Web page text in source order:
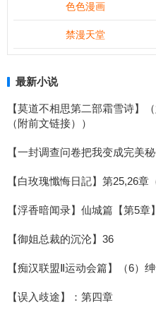
色色漫画
禁漫天堂
最新小说
【莫道不相思第二部霜雪诗】
（附前文链接））
【一封调查问卷把我变成完美
【白玫瑰懺悔日記】第25,26章
【浮香暗闻录】仙城篇【第5章】
【御姐总裁的沉沦】36
【痴汉联盟Ⅱ运动会篇】（6）
【误入歧途】：第四章